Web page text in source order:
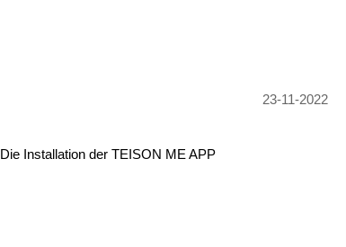
23-11-2022
Die Installation der TEISON ME APP